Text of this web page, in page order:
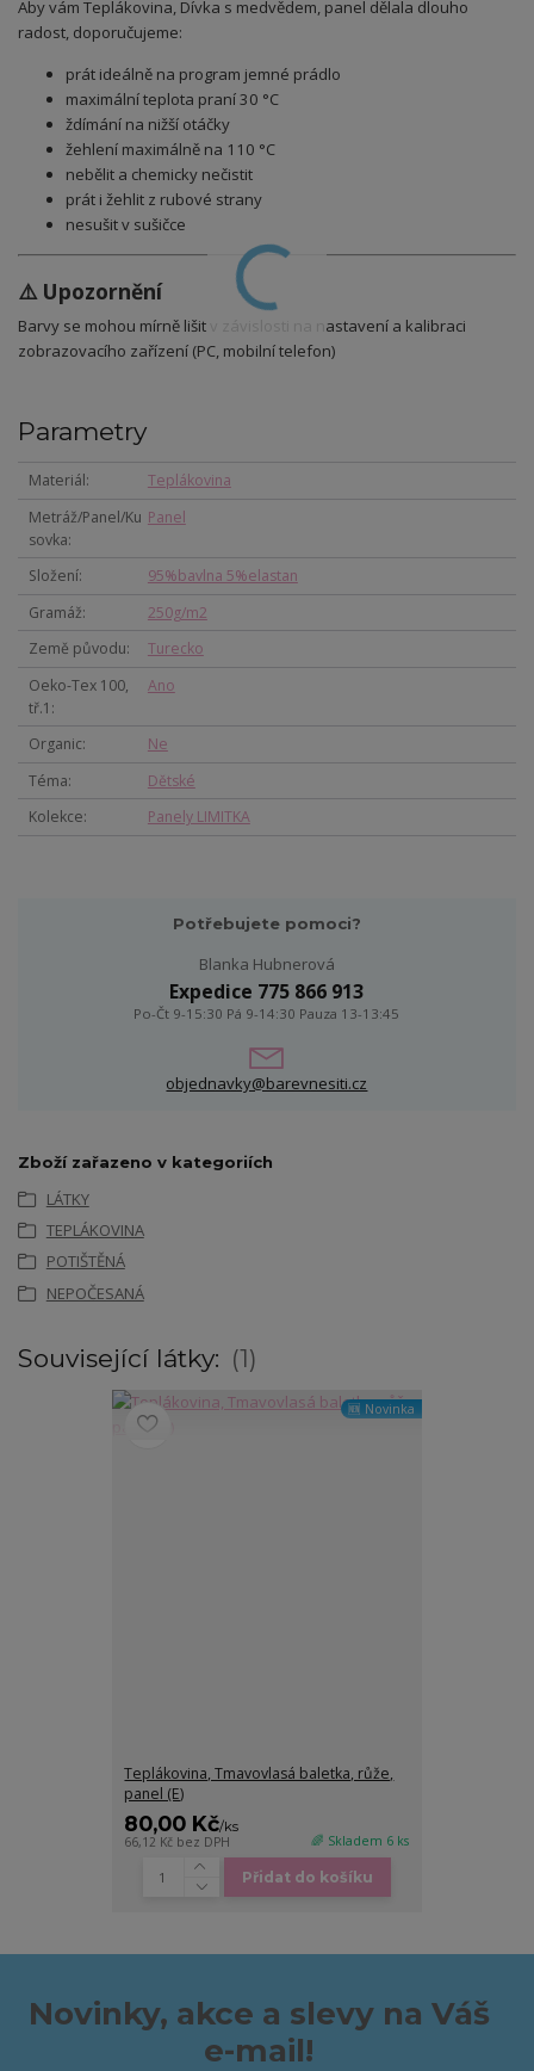
Aby vám Teplákovina, Dívka s medvědem, panel dělala dlouho
radost, doporučujeme:
prát ideálně na program jemné prádlo
maximální teplota praní 30 °C
ždímání na nižší otáčky
žehlení maximálně na 110 °C
nebělit a chemicky nečistit
prát i žehlit z rubové strany
nesušit v sušičce
⚠️ Upozornění
Barvy se mohou mírně lišit v závislosti na nastavení a kalibraci
zobrazovacího zařízení (PC, mobilní telefon)
Parametry
Materiál
Teplákovina
Metráž/Panel/Ku
sovka
Panel
Složení
95%bavlna 5%elastan
Gramáž
250g/m2
Země původu
Turecko
Oeko-Tex 100,
tř.1
Ano
Organic
Ne
Téma
Dětské
Kolekce
Panely LIMITKA
Potřebujete pomoci?
Blanka Hubnerová
Expedice 775 866 913
Po-Čt 9-15:30 Pá 9-14:30 Pauza 13-13:45
objednavky@barevnesiti.cz
Zboží zařazeno v kategoriích
LÁTKY
TEPLÁKOVINA
POTIŠTĚNÁ
NEPOČESANÁ
Související látky: 1
🆕 Novinka
Teplákovina, Tmavovlasá baletka, růže,
panel (E)
80,00 Kč/ks
66,12 Kč bez DPH 🌈 Skladem 6 ks
Přidat do košíku
Novinky, akce a slevy na Váš
e-mail!